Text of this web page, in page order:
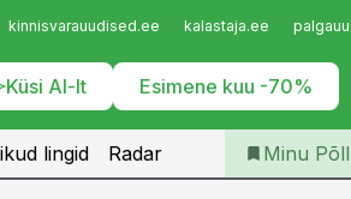
kinnisvarauudised.ee kalastaja.ee
Küsi AI-lt Esimene kuu -70%
Telli
lingid Radar Minu